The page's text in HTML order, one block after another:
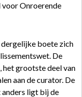
voor Onroerende
dergelijke boete zich
De
het grootste deel van
aan de curator. De
ligt bij de